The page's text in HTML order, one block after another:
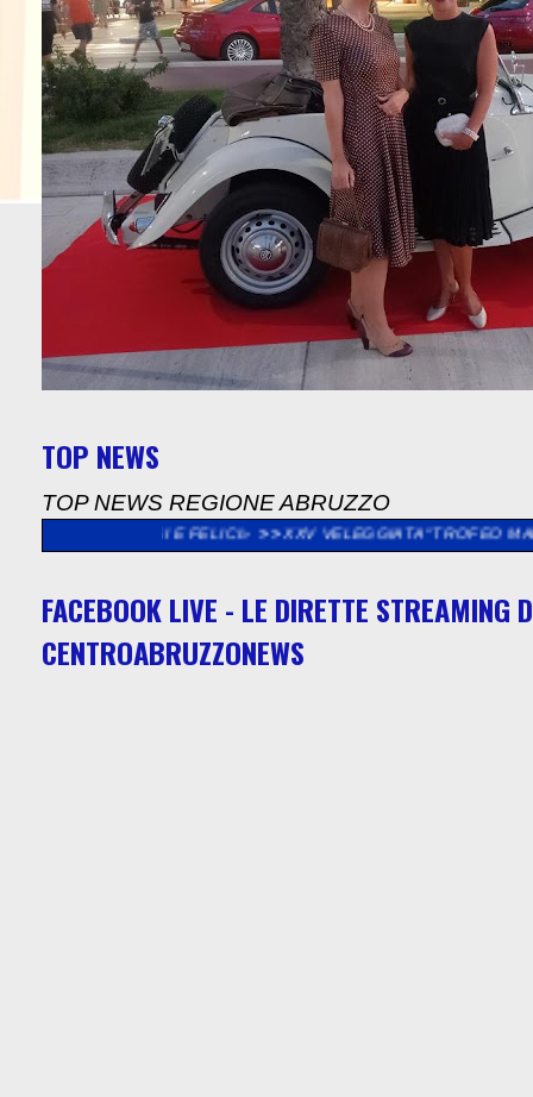
TOP NEWS
TOP NEWS REGIONE ABRUZZO
>> XXV VELEGGIATA “TROFEO MADONNA DEL
FACEBOOK LIVE - LE DIRETTE STREAMING
CENTROABRUZZONEWS